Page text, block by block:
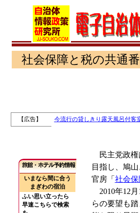
社会保障と税の共通
【広告】 今流行の貸しきり露天風呂付客
民主党政権
目指し、鳩
官房「 社会
2010年12月
らの要望も